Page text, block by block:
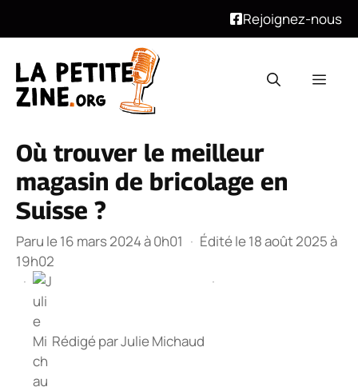
Rejoignez-nous
contenu
Où trouver le meilleur
magasin de bricolage en
Suisse ?
Paru le 16 mars 2024 à 0h01 · Édité le 18 août 2025 à
19h02
·
Rédigé parJulie Michaud
·